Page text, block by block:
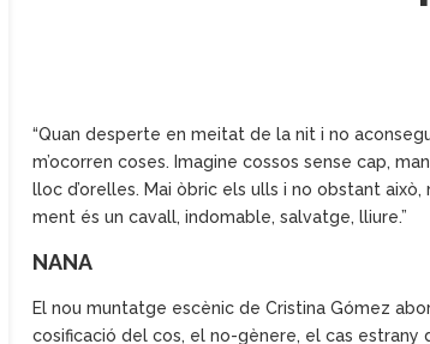
“Quan desperte en meitat de la nit i no
m’ocorren coses. Imagine cossos sense cap,
lloc d’orelles. Mai òbric els ulls i no obstant això,
ment és un cavall, indomable, salvatge, lliure.”
NANA
El nou muntatge escènic de Cristina Gómez
cosificació del cos, el no-gènere, el cas estrany